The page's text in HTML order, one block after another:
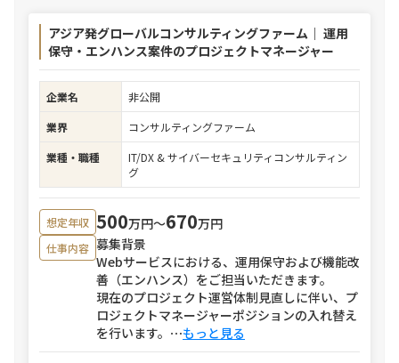
アジア発グローバルコンサルティングファーム｜ 運用
保守・エンハンス案件のプロジェクトマネージャー
企業名
非公開
業界
コンサルティングファーム
業種・職種
IT/DX & サイバーセキュリティコンサルティン
グ
想定年収 500万円〜670万円
仕事内容 募集背景
Webサービスにおける、運用保守および機能改
善（エンハンス）をご担当いただきます。
現在のプロジェクト運営体制見直しに伴い、プ
ロジェクトマネージャーポジションの入れ替え
を行います。 ⋯もっと見る